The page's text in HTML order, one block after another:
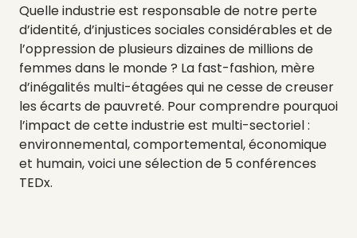
Quelle industrie est responsable de notre perte
d’identité, d’injustices sociales considérables et de
l’oppression de plusieurs dizaines de millions de
femmes dans le monde ? La fast-fashion, mère
d’inégalités multi-étagées qui ne cesse de creuser
les écarts de pauvreté. Pour comprendre pourquoi
l’impact de cette industrie est multi-sectoriel :
environnemental, comportemental, économique
et humain, voici une sélection de 5 conférences
TEDx.